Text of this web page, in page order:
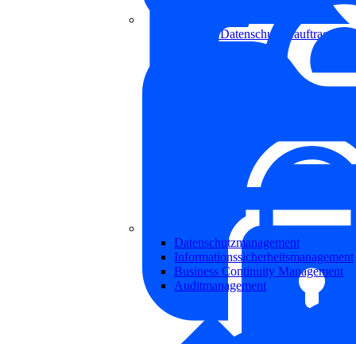
Externer Datenschutzbeauftragter
Datenschutzmanagement
Informationssicherheitsmanagement
Business Continuity Management
Auditmanagement